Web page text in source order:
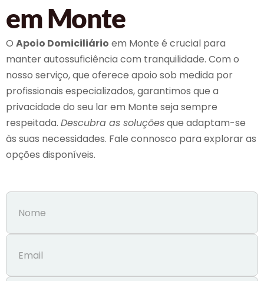
em Monte
O Apoio Domiciliário em Monte é crucial para
manter autossuficiência com tranquilidade. Com o
nosso serviço, que oferece apoio sob medida por
profissionais especializados, garantimos que a
privacidade do seu lar em Monte seja sempre
respeitada. Descubra as soluçõesque adaptam-se
às suas necessidades. Fale connosco para explorar as
opções disponíveis.